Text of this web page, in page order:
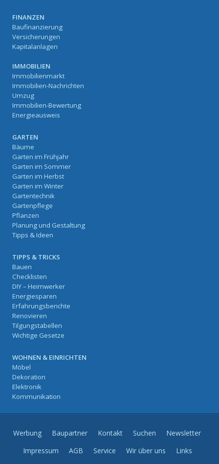
FINANZEN
Baufinanzierung
Versicherungen
Kapitalanlagen
IMMOBILIEN
Immobilienmarkt
Immobilien-Nachrichten
Umzug
Immobilien-Bewertung
Energieausweis
GARTEN
Bäume
Garten im Frühjahr
Garten im Sommer
Garten im Herbst
Garten im Winter
Gartentechnik
Gartenpflege
Pflanzen
Planung und Gestaltung
Tipps & Ideen
TIPPS & TRICKS
Bauen
Checklisten
DIY – Heimwerker
Energiesparen
Erfahrungsberichte
Renovieren
Tilgungstabellen
Wichtige Gesetze
WOHNEN & EINRICHTEN
Möbel
Dekoration
Elektronik
Kommunikation
Werbung Baupartner Kontakt Suchen
Newsletter
Impressum
AGB Service Wir über uns
Links